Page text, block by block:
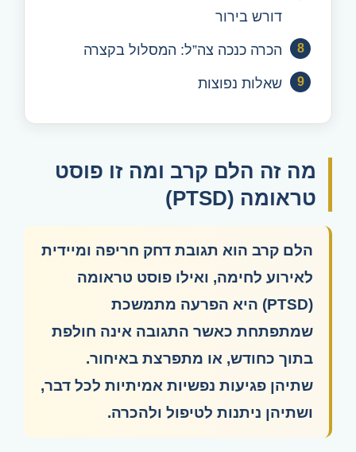
דורש בירור
הכרה כנכה צה”ל: המסלול בקצרה
שאלות נפוצות
מה זה הלם קרב ומה זו פוסט
טראומה (PTSD)
הלם קרב הוא תגובת דחק חריפה ומיידית
לאירוע לחימה, ואילו פוסט טראומה
(PTSD) היא הפרעה מתמשכת
שמתפתחת כאשר התגובה אינה חולפת
בתוך כחודש, או מתפרצת באיחור.
שתיהן פגיעות נפשיות אמיתיות לכל דבר,
ושתיהן ניתנות לטיפול ולהכרה.